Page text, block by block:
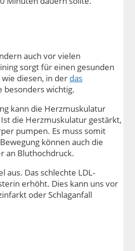
auch vor vielen
sorgt für einen gesunden
diesen, in der das
besonders wichtig.
kann die Herzmuskulatur
die Herzmuskulatur gestärkt,
pumpen. Es muss somit
können auch die
an Bluthochdruck.
aus. Das schlechte LDL-
erhöht. Dies kann uns vor
oder Schlaganfall